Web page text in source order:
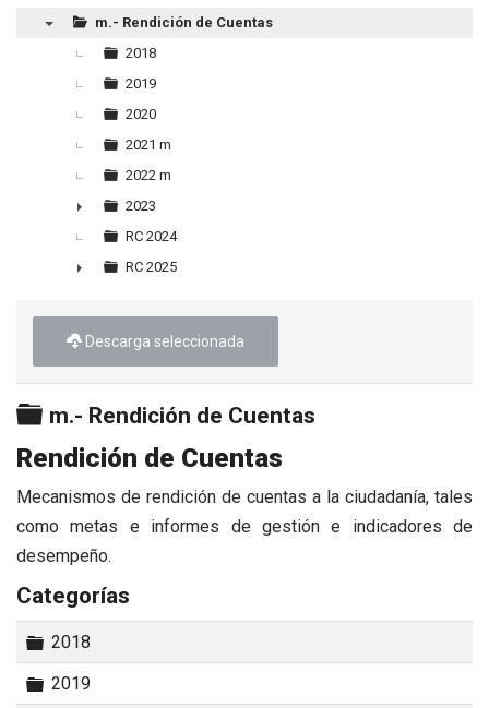
m.- Rendición de Cuentas
2018
2019
2020
2021 m
2022 m
►
2023
RC 2024
RC 2025
Descarga seleccionada
Carpeta
m.- Rendición de Cuentas
Rendición de Cuentas
Mecanismos de rendición de cuentas a la ciudadanía, tales
como metas e informes de gestión e indicadores de
desempeño.
Categorías
Carpeta
2018
Carpeta
2019